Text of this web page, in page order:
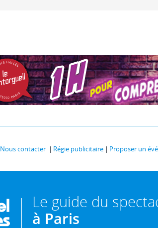
Nous contacter Régie publicitaire Proposer un
Le guide du
à Paris